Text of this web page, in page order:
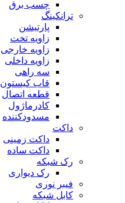
چسب برق
ترانکینگ
پارتیشن
زاویه تخت
زاویه خارجی
زاویه داخلی
سه راهی
قاب کیستون
قطعه اتصال
کادرماژول
مسدودکننده
داکت
داکت زمینی
داکت ساده
رک شبکه
رک دیواری
فیبر نوری
کابل شبکه